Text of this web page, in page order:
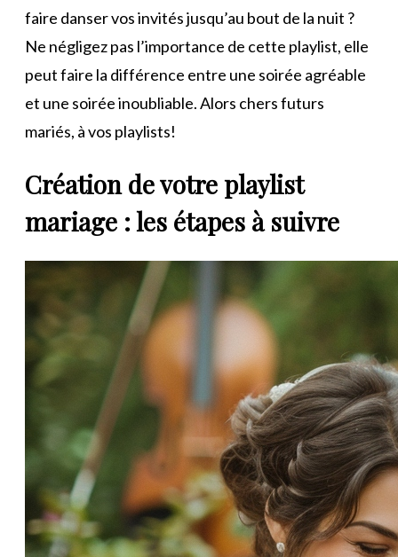
faire danser vos invités jusqu’au bout de la nuit ?
Ne négligez pas l’importance de cette playlist, elle
peut faire la différence entre une soirée agréable
et une soirée inoubliable. Alors chers futurs
mariés, à vos playlists!
Création de votre playlist
mariage : les étapes à suivre